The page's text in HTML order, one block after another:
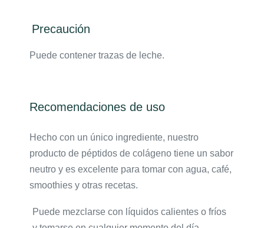
Precaución
Puede contener trazas de leche.
Recomendaciones de uso
Hecho con un único ingrediente, nuestro
producto de péptidos de colágeno tiene un sabor
neutro y es excelente para tomar con agua, café,
smoothies y otras recetas.
Puede mezclarse con líquidos calientes o fríos